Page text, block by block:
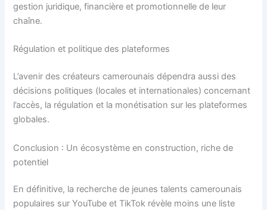
gestion juridique, financière et promotionnelle de leur
chaîne.
Régulation et politique des plateformes
L’avenir des créateurs camerounais dépendra aussi des
décisions politiques (locales et internationales) concernant
l’accès, la régulation et la monétisation sur les plateformes
globales.
Conclusion : Un écosystème en construction, riche de
potentiel
En définitive, la recherche de jeunes talents camerounais
populaires sur YouTube et TikTok révèle moins une liste